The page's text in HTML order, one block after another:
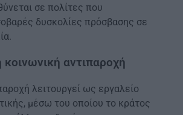
σε πολίτες που
δυσκολίες πρόσβασης σε
κοινωνική αντιπαροχή
λειτουργεί ως εργαλείο
μέσω του οποίου το κράτος